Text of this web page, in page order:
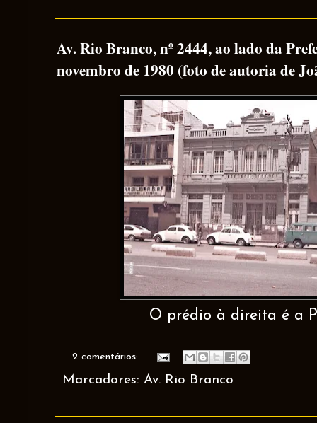
Av. Rio Branco, nº 2444, ao lado da
novembro de 1980 (foto de autoria de
O prédio à direita é a
2 comentários:
Marcadores: Av. Rio Branco